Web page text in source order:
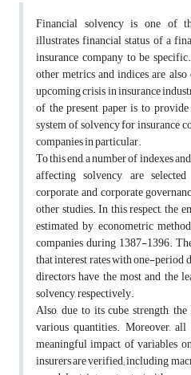
Financial solvency is one of
illustrates financial status of a
insurance company to be
other metrics and indices are
upcoming crisis in insurance
of the present paper is to
system of solvency for insurance
companies in particular.
To this end, a number of indexes
affecting solvency, are
corporate, and corporate
other studies. In this respect, the
estimated by econometric
companies during 1387-1396.
that interest rates with one-period
directors have the most and the
solvency, respectively.
Also, due to its cube strength,
various quantities. Moreover,
meaningful impact of variables
insurers are verified; including